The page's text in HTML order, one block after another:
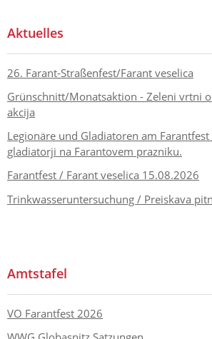
Aktuelles
26. Farant-Straßenfest/Farant veselica
Grünschnitt/Monatsaktion - Zeleni vrtni
akcija
Legionäre und Gladiatoren am
gladiatorji na Farantovem prazniku.
Farantfest / Farant veselica 15.08.2026
Trinkwasseruntersuchung / Preiskava
Amtstafel
VO Farantfest 2026